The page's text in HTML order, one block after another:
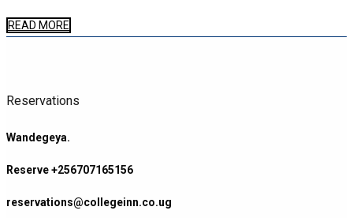
READ MORE
Reservations
Wandegeya.
Reserve +256707165156
reservations@collegeinn.co.ug